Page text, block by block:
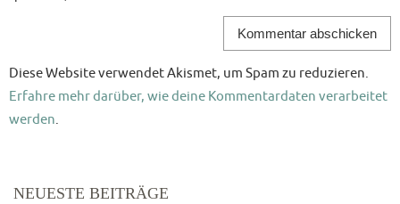
Diese Website verwendet Akismet, um Spam zu reduzieren.
Erfahre mehr darüber, wie deine Kommentardaten verarbeitet
werden.
NEUESTE BEITRÄGE